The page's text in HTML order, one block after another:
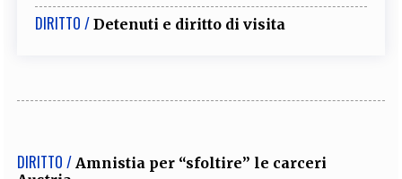
DIRITTO / Detenuti e diritto di visita
DIRITTO / Amnistia per “sfoltire” le carceri